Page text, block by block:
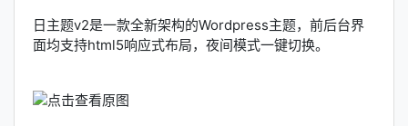
日主题v2是一款全新架构的Wordpress主题，前后台界
面均支持html5响应式布局，夜间模式一键切换。